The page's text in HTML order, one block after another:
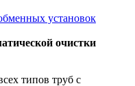
установок
очистки
типов труб с